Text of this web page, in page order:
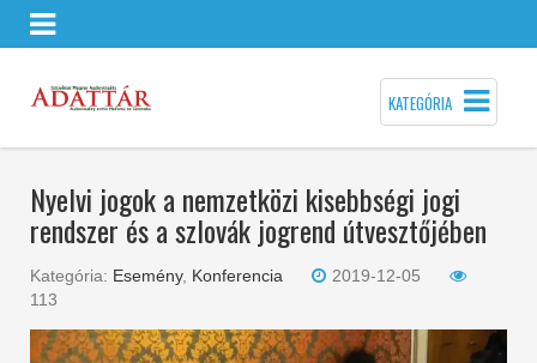
KATEGÓRIA
Nyelvi jogok a nemzetközi kisebbségi jogi
rendszer és a szlovák jogrend útvesztőjében
Kategória: Esemény, Konferencia
2019-12-05
113